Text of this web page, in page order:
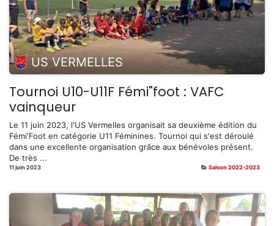
US VERMELLES
Tournoi U10-U11F Fémi"foot : VAFC
vainqueur
Le 11 juin 2023, l'US Vermelles organisait sa deuxième édition du
Fémi'Foot en catégorie U11 Féminines. Tournoi qui s'est déroulé
dans une excellente organisation grâce aux bénévoles présent.
De très ...
11 juin 2023 Saison 2022-2023